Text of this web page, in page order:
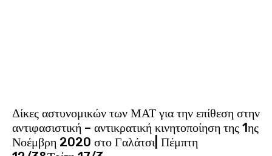
Δίκες αστυνομικών των ΜΑΤ για την επίθεση στην
αντιφασιστική – αντικρατική κινητοποίηση της 1ης
Νοέμβρη 2020 στο Γαλάτσι| Πέμπτη